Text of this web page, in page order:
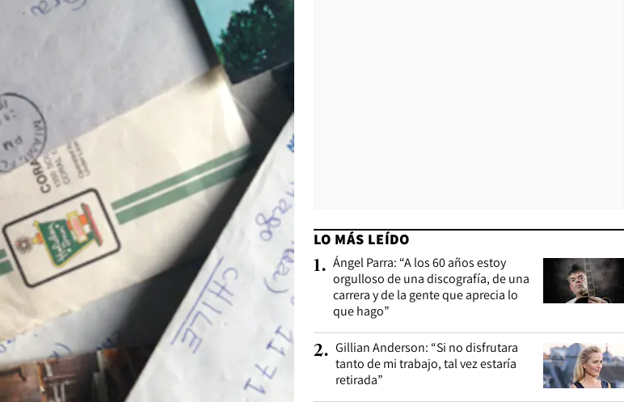
LO MÁS LEÍDO
1. Ángel Parra: “A los 60 años estoy
orgulloso de una discografía, de una
carrera y de la gente que aprecia lo
que hago”
2. Gillian Anderson: “Si no disfrutara
tanto de mi trabajo, tal vez estaría
retirada”